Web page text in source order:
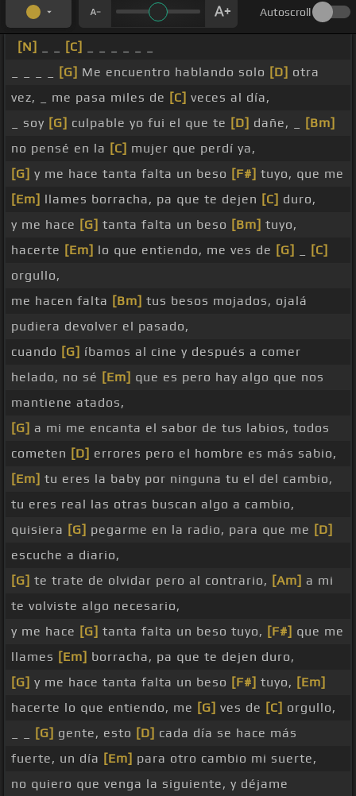
Autoscroll
[N] [C]
[G] Me encuentro hablando solo [D] otra
vez, _ me pasa miles de [C] veces al día,
_ soy [G] culpable yo fui el que te [D] dañe, _
[Bm]
no pensé en la [C] mujer que perdí ya,
[G] y me hace tanta falta un beso [F#] tuyo, que me
[Em] llames borracha, pa que te dejen [C] duro,
y me hace [G] tanta falta un beso [Bm] tuyo,
hacerte [Em] lo que entiendo, me ves de [G]
[C]
orgullo,
me hacen falta [Bm] tus besos mojados, ojalá
pudiera devolver el pasado,
cuando [G] íbamos al cine y después a comer
helado, no sé [Em] que es pero hay algo que nos
mantiene atados,
[G] a mi me encanta el sabor de tus labios, todos
cometen [D] errores pero el hombre es más sabio,
[Em] tu eres la baby por ninguna tu el del cambio,
tu eres real las otras buscan algo a cambio,
quisiera [G] pegarme en la radio, para que me [D]
escuche a diario,
[G] te trate de olvidar pero al contrario, [Am] a mi
te volviste algo necesario,
y me hace [G] tanta falta un beso tuyo, [F#] que me
llames [Em] borracha, pa que te dejen duro,
[G] y me hace tanta falta un beso [F#] tuyo, [Em]
hacerte lo que entiendo, me [G] ves de [C] orgullo,
[G] gente, esto [D] cada día se hace más
fuerte, un día [Em] para otro cambio mi suerte,
no quiero que venga la siguiente, y déjame